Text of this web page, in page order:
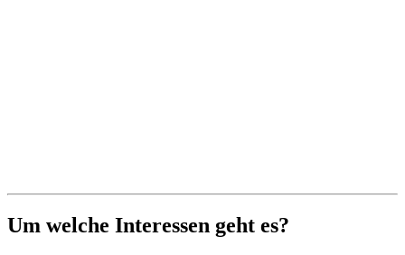
Um welche Interessen geht es?